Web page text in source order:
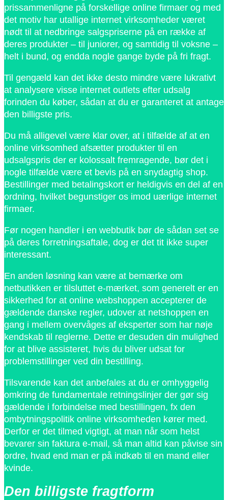
prissammenligne på forskellige online firmaer og med
det motiv har utallige internet virksomheder været
nødt til at nedbringe salgspriserne på en række af
deres produkter – til juniorer, og samtidig til voksne –
helt i bund, og endda nogle gange byde på fri fragt.
Til gengæld kan det ikke desto mindre være lukrativt
at analysere visse internet outlets efter udsalg
forinden du køber, sådan at du er garanteret at antage
den billigste pris.
Du må alligevel være klar over, at i tilfælde af at en
online virksomhed afsætter produkter til en
udsalgspris der er kolossalt fremragende, bør det i
nogle tilfælde være et bevis på en snydagtig shop.
Bestillinger med betalingskort er heldigvis en del af en
ordning, hvilket begunstiger os imod uærlige internet
firmaer.
Før nogen handler i en webbutik bør de sådan set se
på deres forretningsaftale, dog er det tit ikke super
interessant.
En anden løsning kan være at bemærke om
netbutikken er tilsluttet e-mærket, som generelt er en
sikkerhed for at online webshoppen accepterer de
gældende danske regler, udover at netshoppen en
gang i mellem overvåges af eksperter som har nøje
kendskab til reglerne. Dette er desuden din mulighed
for at blive assisteret, hvis du bliver udsat for
problemstillinger ved din bestilling.
Tilsvarende kan det anbefales at du er omhyggelig
omkring de fundamentale retningslinjer der gør sig
gældende i forbindelse med bestillingen, fx den
ombytningspolitik online virksomheden kører med.
Derfor er det tilmed vigtigt, at man når som helst
bevarer sin faktura e-mail, så man altid kan påvise sin
ordre, hvad end man er på indkøb til en mand eller
kvinde.
Den billigste fragtform